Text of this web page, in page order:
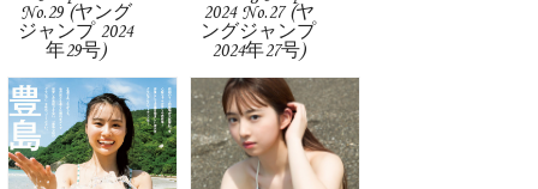
No.29 (ヤング
ジャンプ 2024
年29号)
2024 No.27 (ヤ
ングジャンプ
2024年27号)